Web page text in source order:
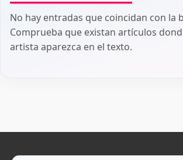
No hay entradas que coincidan con la
Comprueba que existan artículos
artista aparezca en el texto.